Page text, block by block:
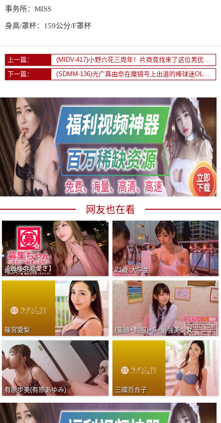
事务所：MISS
身高/罩杯：159公分/F罩杯
上一篇：
(MIDV-417)小野六花三周年！片商竟找来了这位男优和她干！
下一篇：
网友也在看
最強SSS級 21歳 大学生
篠宮愛梨 (童顔+制服)×S=最強美少女
有原步美(有原あゆみ) 三國百合子